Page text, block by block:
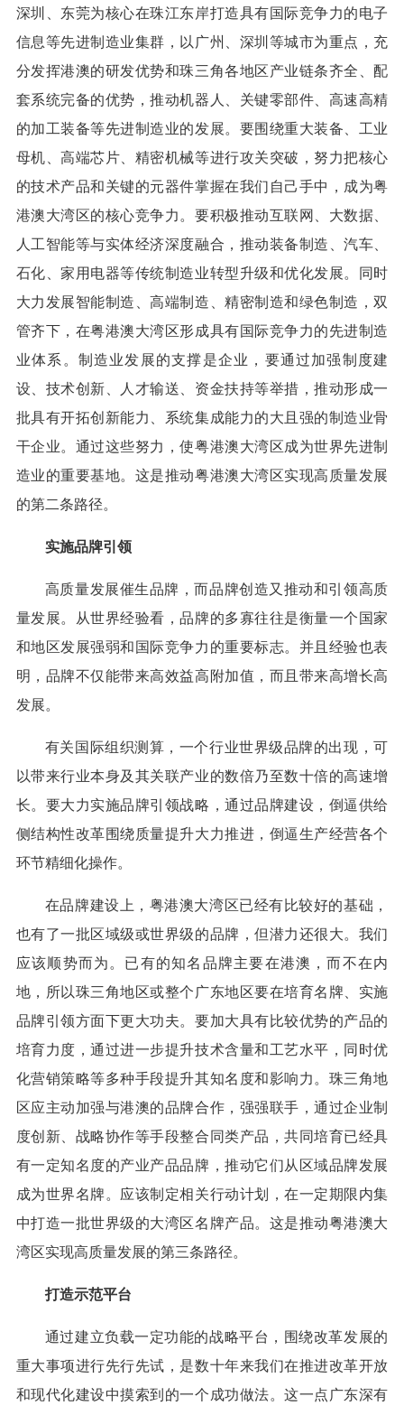
深圳、东莞为核心在珠江东岸打造具有国际竞争力的电子
信息等先进制造业集群，以广州、深圳等城市为重点，充
分发挥港澳的研发优势和珠三角各地区产业链条齐全、配
套系统完备的优势，推动机器人、关键零部件、高速高精
的加工装备等先进制造业的发展。要围绕重大装备、工业
母机、高端芯片、精密机械等进行攻关突破，努力把核心
的技术产品和关键的元器件掌握在我们自己手中，成为粤
港澳大湾区的核心竞争力。要积极推动互联网、大数据、
人工智能等与实体经济深度融合，推动装备制造、汽车、
石化、家用电器等传统制造业转型升级和优化发展。同时
大力发展智能制造、高端制造、精密制造和绿色制造，双
管齐下，在粤港澳大湾区形成具有国际竞争力的先进制造
业体系。制造业发展的支撑是企业，要通过加强制度建
设、技术创新、人才输送、资金扶持等举措，推动形成一
批具有开拓创新能力、系统集成能力的大且强的制造业骨
干企业。通过这些努力，使粤港澳大湾区成为世界先进制
造业的重要基地。这是推动粤港澳大湾区实现高质量发展
的第二条路径。
实施品牌引领
高质量发展催生品牌，而品牌创造又推动和引领高质
量发展。从世界经验看，品牌的多寡往往是衡量一个国家
和地区发展强弱和国际竞争力的重要标志。并且经验也表
明，品牌不仅能带来高效益高附加值，而且带来高增长高
发展。
有关国际组织测算，一个行业世界级品牌的出现，可
以带来行业本身及其关联产业的数倍乃至数十倍的高速增
长。要大力实施品牌引领战略，通过品牌建设，倒逼供给
侧结构性改革围绕质量提升大力推进，倒逼生产经营各个
环节精细化操作。
在品牌建设上，粤港澳大湾区已经有比较好的基础，
也有了一批区域级或世界级的品牌，但潜力还很大。我们
应该顺势而为。已有的知名品牌主要在港澳，而不在内
地，所以珠三角地区或整个广东地区要在培育名牌、实施
品牌引领方面下更大功夫。要加大具有比较优势的产品的
培育力度，通过进一步提升技术含量和工艺水平，同时优
化营销策略等多种手段提升其知名度和影响力。珠三角地
区应主动加强与港澳的品牌合作，强强联手，通过企业制
度创新、战略协作等手段整合同类产品，共同培育已经具
有一定知名度的产业产品品牌，推动它们从区域品牌发展
成为世界名牌。应该制定相关行动计划，在一定期限内集
中打造一批世界级的大湾区名牌产品。这是推动粤港澳大
湾区实现高质量发展的第三条路径。
打造示范平台
通过建立负载一定功能的战略平台，围绕改革发展的
重大事项进行先行先试，是数十年来我们在推进改革开放
和现代化建设中摸索到的一个成功做法。这一点广东深有